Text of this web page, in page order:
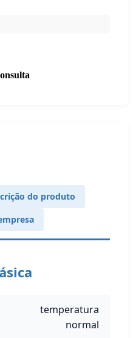
do produto
temperatura
normal